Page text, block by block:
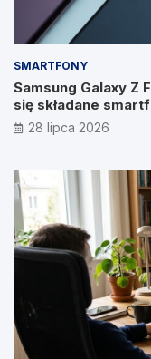
SMARTFONY
Samsung Galaxy Z
się składane
28 lipca 2026